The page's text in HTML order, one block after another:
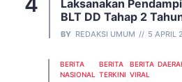
Laksanakan
BLT DD Tahap 2
BY REDAKSI UMUM 5 APRIL
BERITA
NASIONAL
BERITA
TERKINI
BERITA
VIRAL